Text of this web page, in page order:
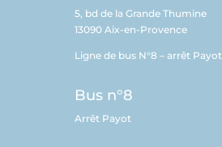
5, bd de la Grande Thumine
13090 Aix-en-Provence
Ligne de bus N°8 – arrêt Payot
Bus n°8
Arrêt Payot